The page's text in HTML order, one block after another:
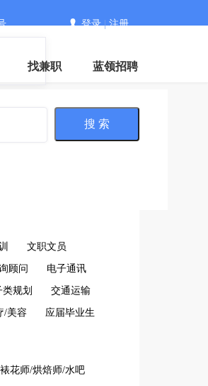
登录|注册
找兼职 蓝领招聘
搜 索
文职文员
顾问 电子通讯
规划 交通运输
/美容 应届毕业生
裱花师/烘焙师/水吧